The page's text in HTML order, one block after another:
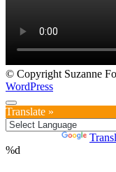
© Copyright Suzanne
WordPress
Translate »
%d